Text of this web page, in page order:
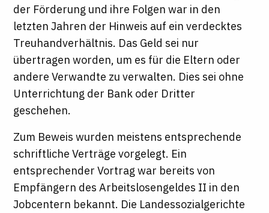
der Förderung und ihre Folgen war in den
letzten Jahren der Hinweis auf ein verdecktes
Treuhandverhältnis. Das Geld sei nur
übertragen worden, um es für die Eltern oder
andere Verwandte zu verwalten. Dies sei ohne
Unterrichtung der Bank oder Dritter
geschehen.
Zum Beweis wurden meistens entsprechende
schriftliche Verträge vorgelegt. Ein
entsprechender Vortrag war bereits von
Empfängern des Arbeitslosengeldes II in den
Jobcentern bekannt. Die Landessozialgerichte